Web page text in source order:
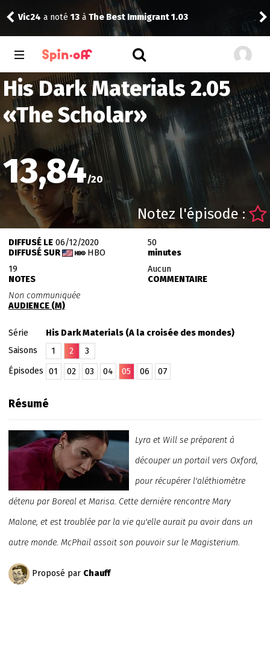
Vic24 a noté 13 à The Best Immigrant 1.03
His Dark Materials 2.05
«The Scholar»
13,84/20
Notez l'épisode :
DIFFUSÉ LE06/12/2020
DIFFUSÉ SUR
HBO
50
minutes
19
NOTES
Aucun
COMMENTAIRE
Non communiquée
AUDIENCE (M)
Série
His Dark Materials (A la croisée des mondes)
Saisons
1 2
3
Épisodes
01 02 03 04 05 06 07
Résumé
Lyra et Will se préparent à
découper un portail vers Oxford,
pour récupérer l'aléthiomètre
détenu par Boreal et Marisa. Cette dernière rencontre Mary
Malone, et est troublée par la vie qu'elle aurait pu avoir dans un
autre monde. McPhail assoit son pouvoir sur le Magisterium.
Proposé par Chauff